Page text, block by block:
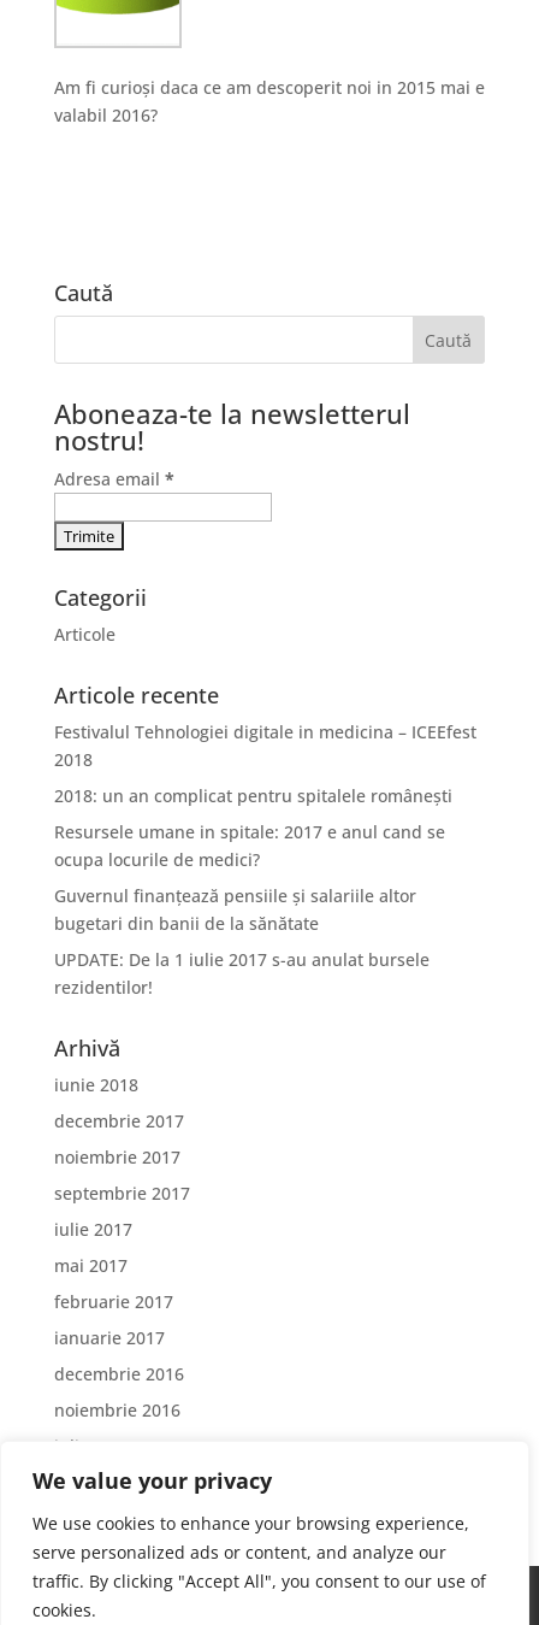
We value your privacy
We use cookies to enhance your browsing experience,
serve personalized ads or content, and analyze our
traffic. By clicking "Accept All", you consent to our use of
cookies.
Am fi curioși daca ce am descoperit noi in 2015 mai e
valabil 2016?
Caută
Aboneaza-te la newsletterul
nostru!
Adresa email *
Categorii
Articole
Articole recente
Festivalul Tehnologiei digitale in medicina – ICEEfest
2018
2018: un an complicat pentru spitalele românești
Resursele umane in spitale: 2017 e anul cand se
ocupa locurile de medici?
Guvernul finanțează pensiile și salariile altor
bugetari din banii de la sănătate
UPDATE: De la 1 iulie 2017 s-au anulat bursele
rezidentilor!
Arhivă
iunie 2018
decembrie 2017
noiembrie 2017
septembrie 2017
iulie 2017
mai 2017
februarie 2017
ianuarie 2017
decembrie 2016
noiembrie 2016
iulie 2016
iunie 2016
Home Despre GrouperDRG